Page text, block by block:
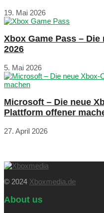
19. Mai 2026
Xbox Game Pass –
2026
5. Mai 2026
Microsoft – Die neue
Plattform offener
27. April 2026
© 2024 Xboxmedia.de
About us